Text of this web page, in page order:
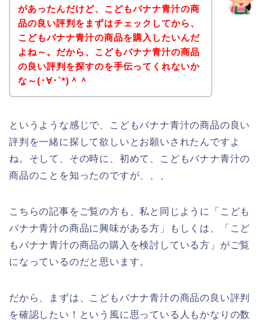
があったんだけど、こどもバナナ青汁の商
品の良い評判をまずはチェックしてから、
こどもバナナ青汁の商品を購入したいんだ
よね～。だから、こどもバナナ青汁の商品
の良い評判を探すのを手伝ってくれないか
な～(･∀･`*)＾＾
というような感じで、こどもバナナ青汁の商品の良い
評判を一緒に探して欲しいとお願いされたんですよ
ね。そして、その時に、初めて、こどもバナナ青汁の
商品のことを知ったのですが、、、
こちらの記事をご覧の方も、私と同じように「こども
バナナ青汁の商品に興味がある方」もしくは、「こど
もバナナ青汁の商品の購入を検討している方」がご覧
になっているのだと思います。
だから、まずは、こどもバナナ青汁の商品の良い評判
を確認したい！という風に思っている人もかなりの数